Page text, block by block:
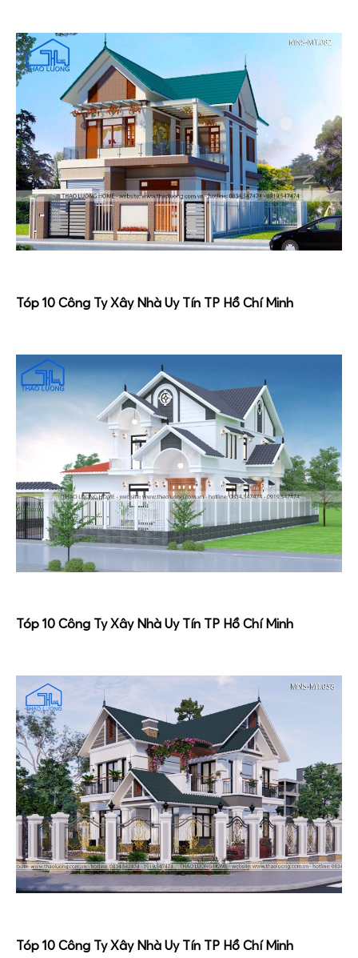
Tóp 10 Công Ty Xây Nhà Uy Tín TP Hồ Chí Minh
Tóp 10 Công Ty Xây Nhà Uy Tín TP Hồ Chí Minh
Tóp 10 Công Ty Xây Nhà Uy Tín TP Hồ Chí Minh